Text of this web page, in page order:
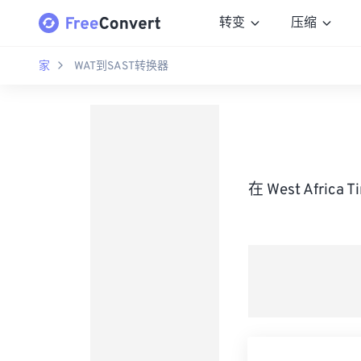
转变 压缩
家 WAT到SAST转换器
在 West Africa